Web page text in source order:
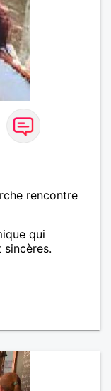
rencontre
qui